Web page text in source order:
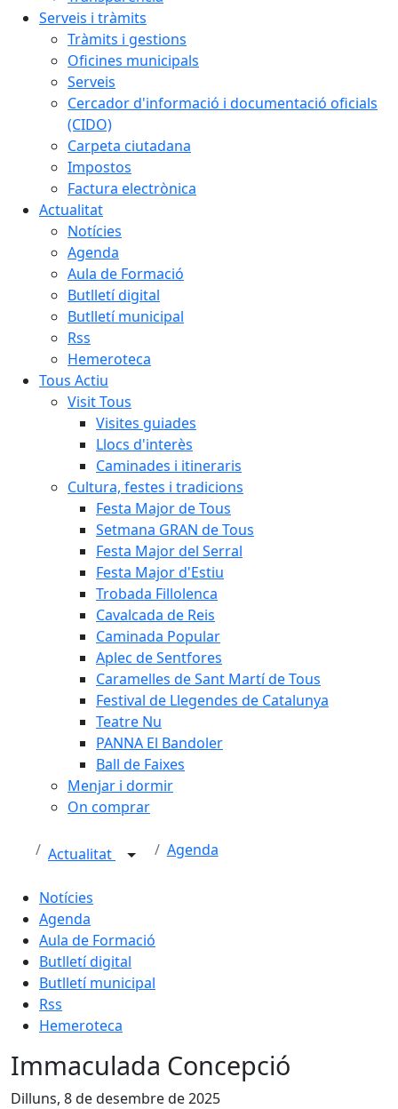
Serveis i tràmits
Tràmits i gestions
Oficines municipals
Serveis
Cercador d'informació i documentació oficials
(CIDO)
Carpeta ciutadana
Impostos
Factura electrònica
Actualitat
Notícies
Agenda
Aula de Formació
Butlletí digital
Butlletí municipal
Rss
Hemeroteca
Tous Actiu
Visit Tous
Visites guiades
Llocs d'interès
Caminades i itineraris
Cultura, festes i tradicions
Festa Major de Tous
Setmana GRAN de Tous
Festa Major del Serral
Festa Major d'Estiu
Trobada Fillolenca
Cavalcada de Reis
Caminada Popular
Aplec de Sentfores
Caramelles de Sant Martí de Tous
Festival de Llegendes de Catalunya
Teatre Nu
PANNA El Bandoler
Ball de Faixes
Menjar i dormir
On comprar
Actualitat Agenda
Notícies
Agenda
Aula de Formació
Butlletí digital
Butlletí municipal
Rss
Hemeroteca
Immaculada Concepció
Dilluns, 8 de desembre de 2025